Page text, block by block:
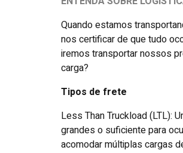
Quando estamos
nos certificar de que tudo
iremos transportar nossos
carga?
Tipos de frete
Less Than Truckload (LTL):
grandes o suficiente para
acomodar múltiplas cargas